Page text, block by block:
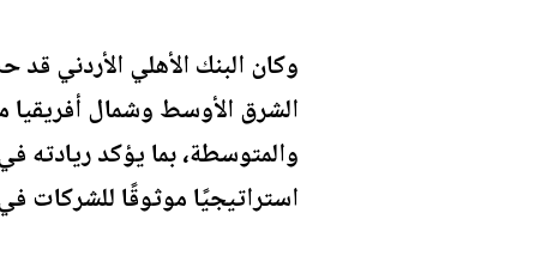
والمتوسطة، بما يؤكد ريادته
استراتيجيًا موثوقًا للشركات